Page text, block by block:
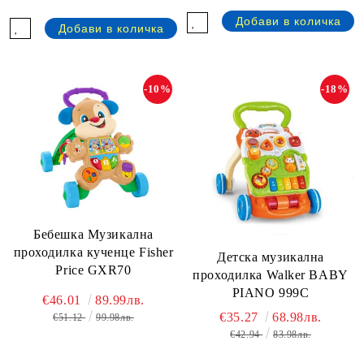
Бебешка Музикална
проходилка кученце Fisher
Price GXR70
-10%
€46.01 89.99лв.
€51.12 99.98лв.
Детска музикална
проходилка Walker BABY
PIANO 999С
-18%
€35.27 68.98лв.
€42.94 83.98лв.